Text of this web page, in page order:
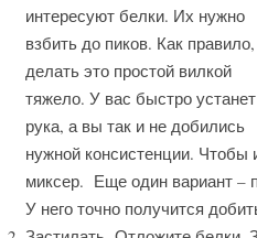
интересуют белки. Их нужно
взбить до пиков. Как правило,
делать это простой вилкой
тяжело. У вас быстро устанет
рука, а вы так и не добились
нужной консистенции. Чтобы
миксер. Еще один вариант –
У него точно получится